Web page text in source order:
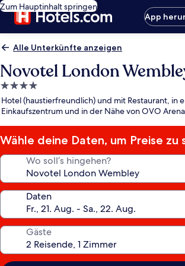
Zum Hauptinhalt springen
App
Alle Unterkünfte anzeigen
Novotel London
4.0-
Sterne-
Unterkunft
Hotel (haustierfreundlich) und mit Restaurant, in
Einkaufszentrum und in der Nähe von OVO
Wähle deine Daten, um Preise zu
Wo soll’s hingehen?
Daten
Gäste